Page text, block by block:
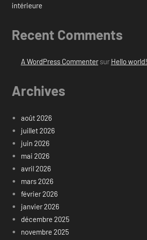
intérieure
Recent Comments
A WordPress Commentersur Hello world!
Archives
août 2026
juillet 2026
juin 2026
mai 2026
avril 2026
mars 2026
février 2026
janvier 2026
décembre 2025
novembre 2025